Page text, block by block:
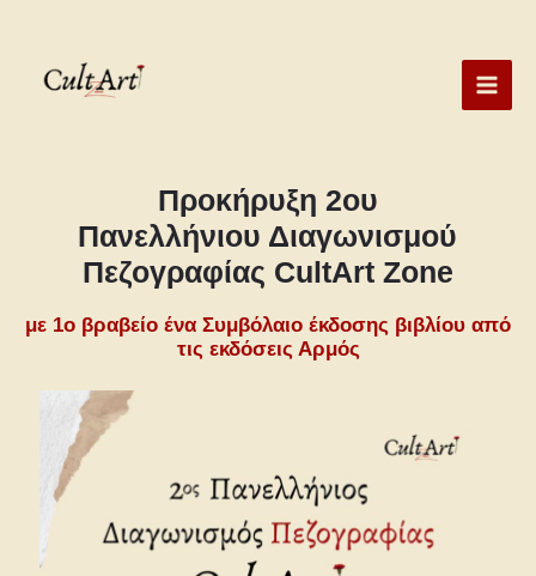
content
Προκήρυξη 2ου
Πανελλήνιου Διαγωνισμού
Πεζογραφίας CultArt Zone
με 1ο βραβείο ένα Συμβόλαιο έκδοσης βιβλίου από
τις εκδόσεις Αρμός